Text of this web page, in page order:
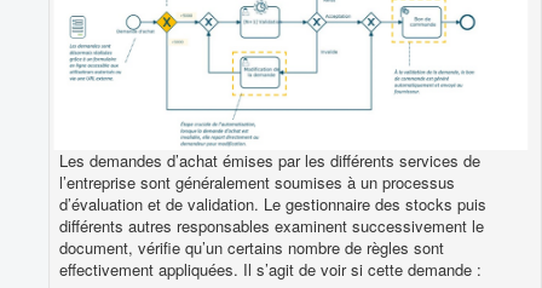
Les demandes d’achat émises par les différents services de
l’entreprise sont généralement soumises à un processus
d’évaluation et de validation. Le gestionnaire des stocks puis
différents autres responsables examinent successivement le
document, vérifie qu’un certains nombre de règles sont
effectivement appliquées. Il s’agit de voir si cette demande :